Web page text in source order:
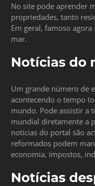
No site pode aprender
propriedades, tanto
Em geral, famoso
mar.
Notícias do
Um grande número de
acontecendo o tempo
mundo. Pode assistir a
mundial diretamente a
notícias do portal são
reformados podem
economia, impostos,
Notícias